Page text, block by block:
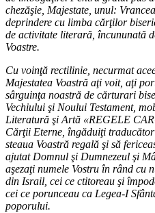
chezăşie, Majestate, unul:
deprindere cu limba cărţilor
de activitate literară, încununată
Voastre.
Cu voinţă rectilinie, necurmat
Majestatea Voastră aţi voit, aţi
sârguinţa noastră de cărturari
Vechiului şi Noului Testament,
Literatură şi Artă «REGELE
Cărţii Eterne, îngăduiţi
steaua Voastră regală şi să
ajutat Domnul şi Dumnezeul şi
aşezaţi numele Vostru în rând cu
din Israil, cei ce ctitoreau şi
cei ce porunceau ca Legea-I
poporului.